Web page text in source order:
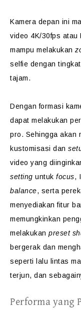
Kamera depan ini
video 4K/30fps atau
mampu melakukan
selfie dengan
tajam.
Dengan formasi
dapat melakukan
pro. Sehingga akan
kustomisasi dan
video yang
setting untuk focus,
balance, serta
menyediakan fitur
memungkinkan
melakukan preset
bergerak dan
seperti lalu lintas
terjun, dan
Performa yang